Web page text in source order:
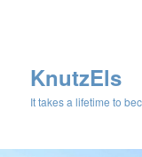
KnutzEls
It takes a lifetime to